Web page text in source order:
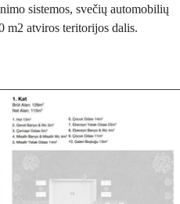
sistemos, svečių automobilių
m2 atviros teritorijos dalis.